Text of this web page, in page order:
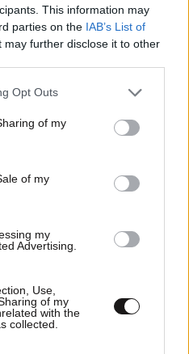
This information may
parties on the IAB’s List of
may further disclose it to other
uses one or more Google
behaviour. You may click to
and its third-party tags to
purposes in below Google
Opt Outs
of my
of my
my
Advertising.
Use,
of my
with the
collected.
τους κανόνες σχολιασμού